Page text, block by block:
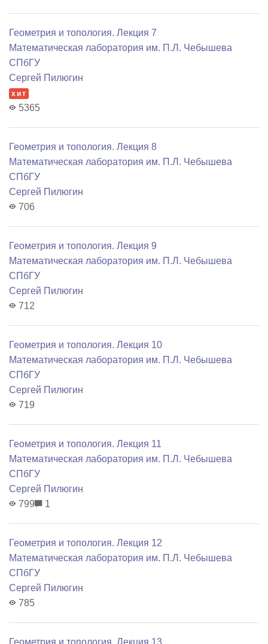
Геометрия и топология. Лекция 7
Математичеcкая лаборатория им. П.Л. Чебышева
СПбГУ
Сергей Пилюгин
хит
5365
Геометрия и топология. Лекция 8
Математичеcкая лаборатория им. П.Л. Чебышева
СПбГУ
Сергей Пилюгин
706
Геометрия и топология. Лекция 9
Математичеcкая лаборатория им. П.Л. Чебышева
СПбГУ
Сергей Пилюгин
712
Геометрия и топология. Лекция 10
Математичеcкая лаборатория им. П.Л. Чебышева
СПбГУ
Сергей Пилюгин
719
Геометрия и топология. Лекция 11
Математичеcкая лаборатория им. П.Л. Чебышева
СПбГУ
Сергей Пилюгин
799
1
Геометрия и топология. Лекция 12
Математичеcкая лаборатория им. П.Л. Чебышева
СПбГУ
Сергей Пилюгин
785